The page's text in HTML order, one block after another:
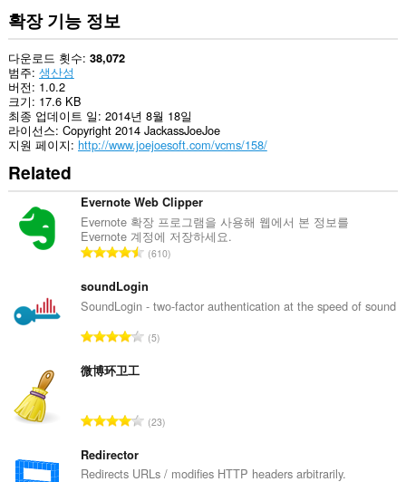
수
있
습
니
다.
이
확
장
기
능
은
탐
할
수
이
기
능
확장 기능 정보
다운로드 횟수 38,072
범주 생산성
버전 1.0.2
크기 17.6 KB
최종 업데이트 일 2014년 8월 18일
라이선스 Copyright 2014 JackassJoeJoe
지원 페이지 http://www.joejoesoft.com/vcms/158/
Related
Evernote Web Clipper
Evernote 확장 프로그램을 사용해 웹에서 본 정보를
Evernote 계정에 저장하세요.
총
급
수
610
soundLogin
SoundLogin - two-factor authentication at the speed of sound
총
5
微博环卫工
총
수
23
Redirector
Redirects URLs / modifies HTTP headers arbitrarily.